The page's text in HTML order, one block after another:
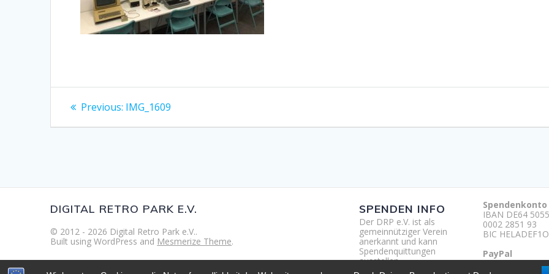
Beitragsnavigation
Previous: Previous
IMG_1609
DIGITAL RETRO PARK E.V.
© 2012 - 2026 Digital Retro Park e.V..
Built using WordPress and Mesmerize Theme.
SPENDEN INFO
Der DRP e.V. ist als
gemeinnütziger Verein
anerkannt und kann
Spendenquittungen
ausstellen.
Spendenkonto
IBAN DE64
0002 2851 93
BIC
PayPal
http://